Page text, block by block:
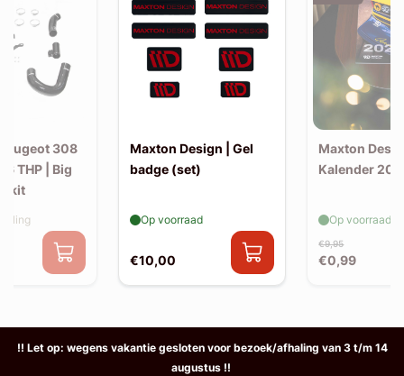
308
THP | Big
kit
Maxton Design | Gel
badge (set)
€10,00
Op voorraad
Maxton
Kalender
€9,95
€0,99
Op voorraad
!! Let op: wegens vakantie gesloten voor bezoek/afhaling van 3 t/m 14
augustus !!